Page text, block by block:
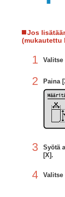
Jos
(mukautettu
1
2 Paina
3
Syötä
[X].
4 Valitse